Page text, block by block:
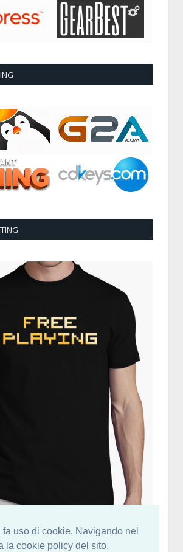
fa uso di cookie. Navigando nel
la cookie policy del sito.